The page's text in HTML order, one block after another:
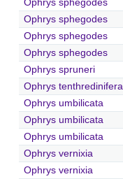
Ophrys sphegodes
Ophrys sphegodes
Ophrys sphegodes
Ophrys sphegodes
Ophrys spruneri
Ophrys tenthredinifera
Ophrys umbilicata
Ophrys umbilicata
Ophrys umbilicata
Ophrys vernixia
Ophrys vernixia